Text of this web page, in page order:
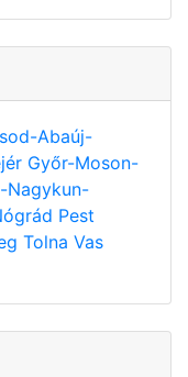
Abaúj-
Győr-Moson-
Nagykun-
Pest
Tolna Vas